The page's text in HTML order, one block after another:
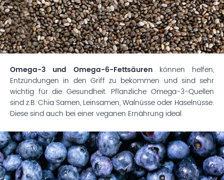
Omega-3 und Omega-6-Fettsäuren können helfen,
Entzündungen in den Griff zu bekommen und sind sehr
wichtig für die Gesundheit. Pflanzliche Omega-3-Quellen
sind z.B. Chia Samen, Leinsamen, Walnüsse oder Haselnüsse.
Diese sind auch bei einer veganen Ernährung ideal.